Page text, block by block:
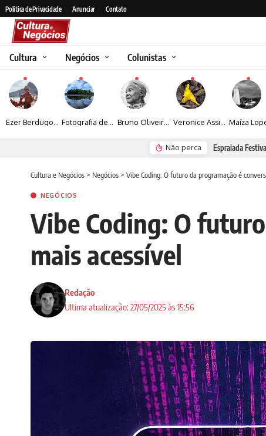
Política de Privacidade Anunciar Contato
Cultura Negócios Colunistas
Ezer Berdugo transforma experiências multiculturais e memórias em narrativas visuais por meio da fotografia Fotografia de Fátima Carlini transforma paisagens naturais em experiências de contemplação Bruno Oliveira retrata o cotidiano urbano por meio da fotografia em preto e branco Veronice Assini Saes transforma a natureza em fotografias marcadas pela sensibilidade
Não perca Espraiada
Cultura e Negócios > Negócios > Vibe Coding: O futuro da programação é
NEGÓCIOS
Vibe Coding: O
mais acessível
Ultima atualização: 27/05/2025 às 15:56
Redação